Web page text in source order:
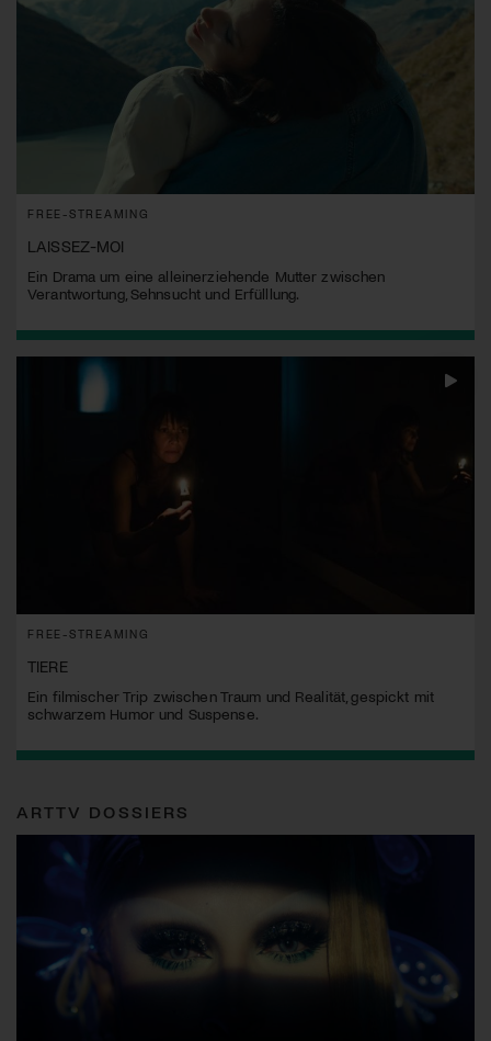
FREE-STREAMING
LAISSEZ-MOI
Ein Drama um eine alleinerziehende Mutter zwischen
Verantwortung, Sehnsucht und Erfülllung.
FREE-STREAMING
TIERE
Ein filmischer Trip zwischen Traum und Realität, gespickt mit
schwarzem Humor und Suspense.
ARTTV DOSSIERS